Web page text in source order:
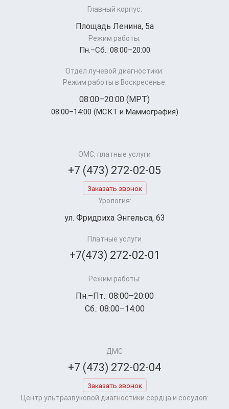
Главный корпус:
Площадь Ленина, 5а
Режим работы:
Пн.–Cб.: 08:00–20:00
Отдел лучевой диагностики:
Режим работы в Воскресенье:
08:00–20:00 (МРТ)
08:00–14:00 (МСКТ и Маммография)
ОМС, платные услуги
+7 (473) 272-02-05
Заказать звонок
Урология:
ул. Фридриха Энгельса, 63
Платные услуги
+7(473) 272-02-01
Режим работы:
Пн.–Пт.: 08:00–20:00
Сб.: 08:00–14:00
ДМС
+7 (473) 272-02-04
Заказать звонок
Центр ультразвуковой диагностики сердца и сосудов: